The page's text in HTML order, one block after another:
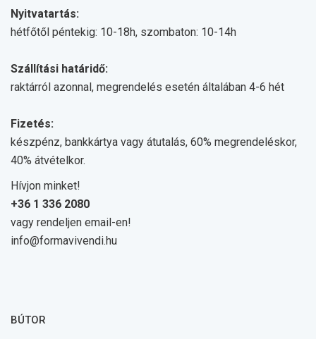
Nyitvatartás:
hétfőtől péntekig: 10-18h, szombaton: 10-14h
Szállítási határidő:
raktárról azonnal, megrendelés esetén általában 4-6 hét
Fizetés:
készpénz, bankkártya vagy átutalás, 60% megrendeléskor,
40% átvételkor.
Hívjon minket!
+36 1 336 2080
vagy rendeljen email-en!
info@formavivendi.hu
BÚTOR